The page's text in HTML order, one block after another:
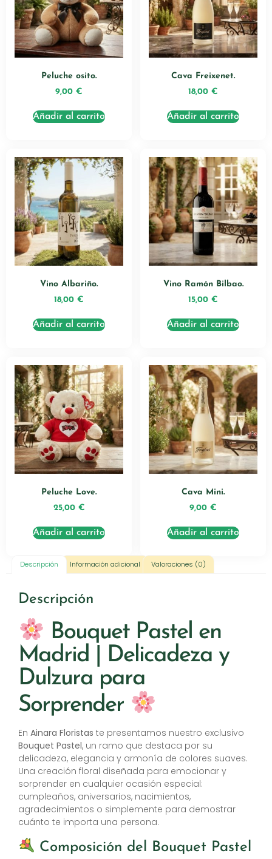
Peluche osito.
9,00 €
Añadir al carrito
Cava Freixenet.
18,00 €
Añadir al carrito
Vino Albariño.
18,00 €
Añadir al carrito
Vino Ramón Bilbao.
15,00 €
Añadir al carrito
Peluche Love.
25,00 €
Añadir al carrito
Cava Mini.
9,00 €
Añadir al carrito
Descripción Información adicional Valoraciones (0)
Descripción
Bouquet Pastel en
Madrid | Delicadeza y
Dulzura para
Sorprender
En Ainara Floristas te presentamos nuestro exclusivo
Bouquet Pastel, un ramo que destaca por su
delicadeza, elegancia y armonía de colores suaves.
Una creación floral diseñada para emocionar y
sorprender en cualquier ocasión especial:
cumpleaños, aniversarios, nacimientos,
agradecimientos o simplemente para demostrar
cuánto te importa una persona.
Composición del Bouquet Pastel